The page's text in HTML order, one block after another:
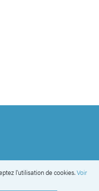
l'utilisation de cookies.Voir